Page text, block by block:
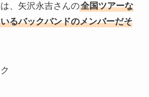
、矢沢永吉さんの全国ツアーな
るバックバンドのメンバーだそ